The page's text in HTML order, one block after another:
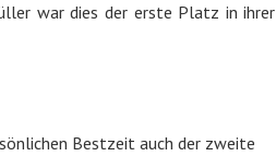
war dies der erste Platz in ihrer
Bestzeit auch der zweite